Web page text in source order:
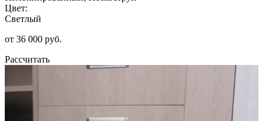
Цвет:
Светлый
от 36 000 руб.
Рассчитать